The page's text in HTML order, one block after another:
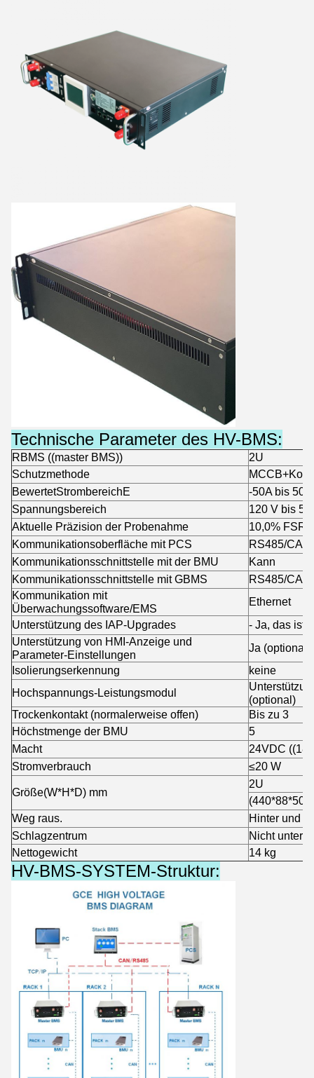
Technische Parameter des HV-BMS:
RBMS ((master BMS))
2U
Schutzmethode
BewertetStrombereichE
-50A bis 50A
Spannungsbereich
120 V bis
Aktuelle Präzision der Probenahme
10,0% FSR
Kommunikationsoberfläche mit PCS
RS485/CAN
Kommunikationsschnittstelle mit der BMU
Kann
Kommunikationsschnittstelle mit GBMS
RS485/CAN
Kommunikation mit
Überwachungssoftware/EMS
Ethernet
Unterstützung des IAP-Upgrades
- Ja, das ist
Unterstützung von HMI-Anzeige und
Parameter-Einstellungen
Ja (optional)
Isolierungserkennung
keine
Hochspannungs-Leistungsmodul
(optional)
Trockenkontakt (normalerweise offen)
Bis zu 3
Höchstmenge der BMU
5
Macht
24VDC
Stromverbrauch
≤20 W
Größe(W*H*D) mm
2U
(440*88*500)
Weg raus.
Hinter und
Schlagzentrum
Nicht
Nettogewicht
14 kg
HV-BMS-SYSTEM-Struktur: